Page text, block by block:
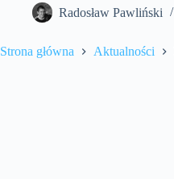
Radosław Pawliński
Strona główna Aktualności